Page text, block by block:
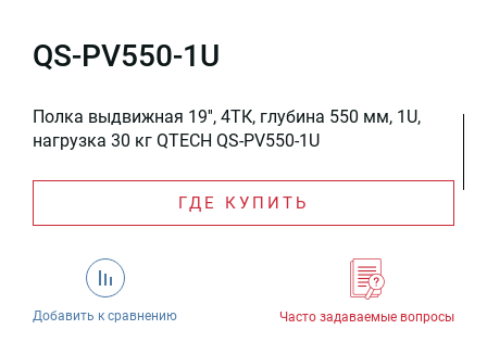
QS-PV550-1U
Полка выдвижная 19'', 4ТК, глубина 550 мм, 1U,
нагрузка 30 кг QTECH QS-PV550-1U
ГДЕ КУПИТЬ
Добавить к сравнению Часто задаваемые вопросы